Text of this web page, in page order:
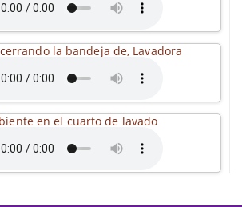
la bandeja de, Lavadora
en el cuarto de lavado